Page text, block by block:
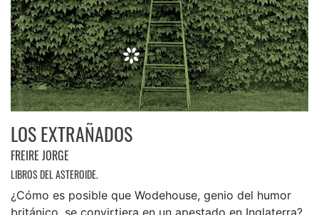
LOS EXTRAÑADOS
FREIRE JORGE
LIBROS DEL ASTEROIDE.
¿Cómo es posible que Wodehouse, genio del humor